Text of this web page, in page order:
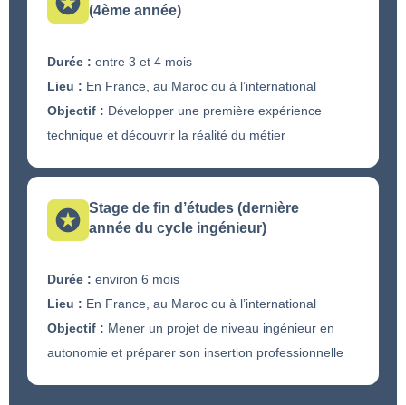
(4ème année)
Durée : entre 3 et 4 mois
Lieu : En France, au Maroc ou à l’international
Objectif : Développer une première expérience
technique et découvrir la réalité du métier
Stage de fin d’études (dernière
année du cycle ingénieur)
Durée : environ 6 mois
Lieu : En France, au Maroc ou à l’international
Objectif : Mener un projet de niveau ingénieur en
autonomie et préparer son insertion professionnelle